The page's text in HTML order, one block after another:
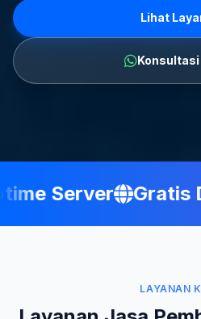
Lihat
Server Gratis
LAYANAN